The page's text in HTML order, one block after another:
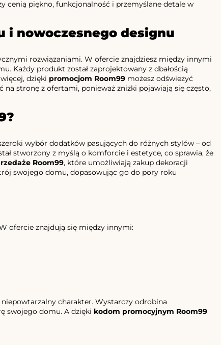
cenią piękno, funkcjonalność i przemyślane detale w
i nowoczesnego designu
rozwiązaniami. W ofercie znajdziesz między innymi
Każdy produkt został zaprojektowany z dbałością
dzięki promocjom Room99 możesz odświeżyć
stronę z ofertami, ponieważ zniżki pojawiają się często,
wybór dodatków pasujących do różnych stylów – od
stworzony z myślą o komforcie i estetyce, co sprawia, że
Room99, które umożliwiają zakup dekoracji
swojego domu, dopasowując go do pory roku
ofercie znajdują się między innymi:
charakter. Wystarczy odrobina
swojego domu. A dzięki kodom promocyjnym Room99